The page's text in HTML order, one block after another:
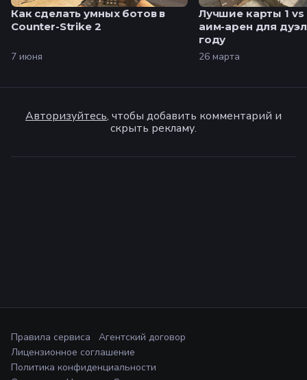
Как сделать умных ботов в
Counter-Strike 2
7 июня
Лучшие карты 1 vs
аим-арен для
году
26 марта
Авторизуйтесь, чтобы добавить комментарий и
скрыть рекламу.
Правила сервиса
Агентский договор
Лицензионное соглашение
Политика конфиденциальности